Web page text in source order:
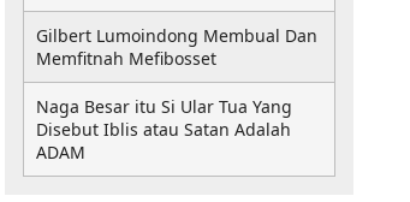
Gilbert Lumoindong Membual Dan
Memfitnah Mefibosset
Naga Besar itu Si Ular Tua Yang
Disebut Iblis atau Satan Adalah
ADAM